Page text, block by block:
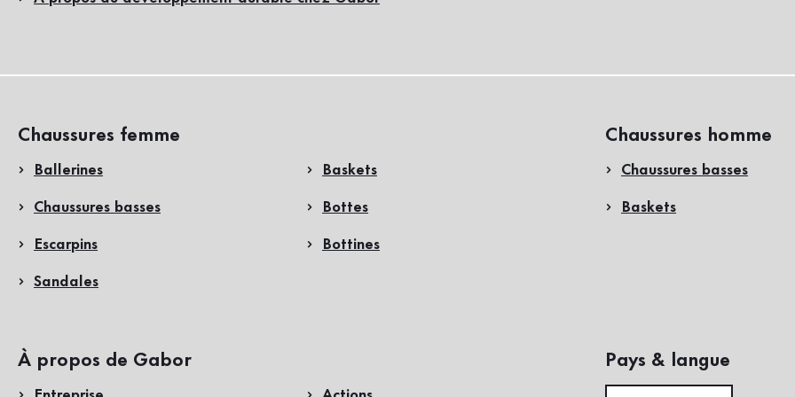
Chaussures femme
Ballerines
Chaussures basses
Escarpins
Sandales
Baskets
Bottes
Bottines
Chaussures homme
Chaussures basses
Baskets
À propos de Gabor Pays & langue